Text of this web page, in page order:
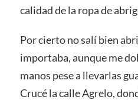
calidad de la ropa de
Por cierto no salí bien
importaba, aunque me
manos pese a llevarlas
Crucé la calle Agrelo,